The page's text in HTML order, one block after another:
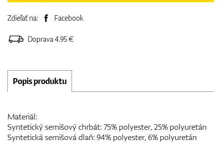
Zdieľať na: Facebook
Doprava 4.95 €
Popis produktu
Materiál:
Syntetický semišový chrbát: 75% polyester, 25% polyuretán
Syntetická semišová dlaň: 94% polyester, 6% polyuretán